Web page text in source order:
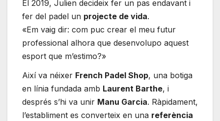
El 2019, Julien decideix fer un pas endavant i
fer del padel un projecte de vida.
«Em vaig dir: com puc crear el meu futur
professional alhora que desenvolupo aquest
esport que m’estimo?»
Així va néixer French Padel Shop, una botiga
en línia fundada amb Laurent Barthe, i
després s’hi va unir Manu Garcia. Ràpidament,
l’establiment es converteix en una referència